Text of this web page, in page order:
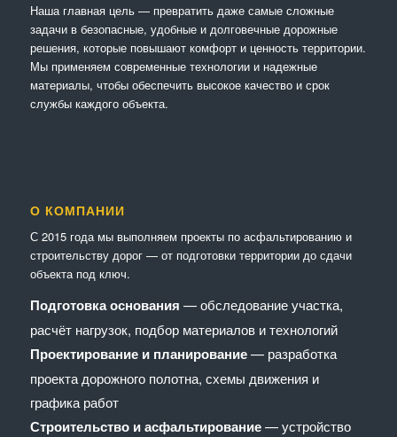
Наша главная цель — превратить даже самые сложные
задачи в безопасные, удобные и долговечные дорожные
решения, которые повышают комфорт и ценность территории.
Мы применяем современные технологии и надежные
материалы, чтобы обеспечить высокое качество и срок
службы каждого объекта.
О КОМПАНИИ
С 2015 года мы выполняем проекты по асфальтированию и
строительству дорог — от подготовки территории до сдачи
объекта под ключ.
Подготовка основания — обследование участка,
расчёт нагрузок, подбор материалов и технологий
Проектирование и планирование— разработка
проекта дорожного полотна, схемы движения и
графика работ
Строительство и асфальтирование— устройство